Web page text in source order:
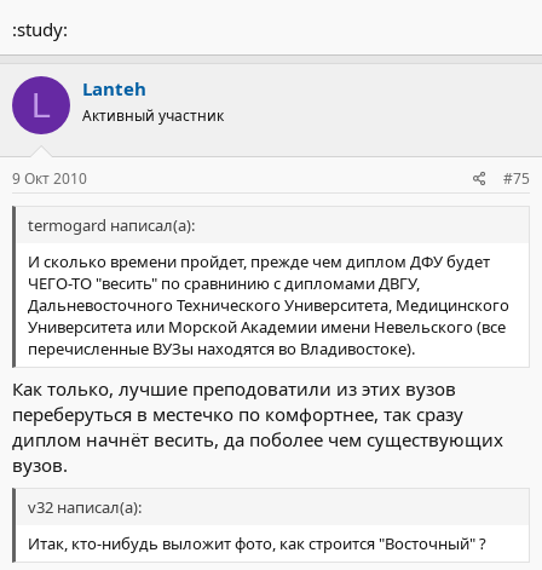
:study:
L Lanteh
Активный участник
9 Окт 2010 #75
termogard написал(а):
И сколько времени пройдет, прежде чем диплом ДФУ будет
ЧЕГО-ТО "весить" по сравнинию с дипломами ДВГУ,
Дальневосточного Технического Университета, Медицинского
Университета или Морской Академии имени Невельского (все
перечисленные ВУЗы находятся во Владивостоке).
Как только, лучшие преподоватили из этих вузов
переберуться в местечко по комфортнее, так сразу
диплом начнёт весить, да поболее чем существующих
вузов.
v32 написал(а):
Итак, кто-нибудь выложит фото, как строится "Восточный" ?